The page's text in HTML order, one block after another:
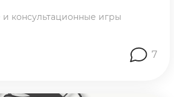
консультационные игры
7